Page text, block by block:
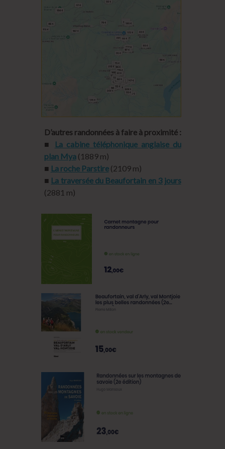
D’autres randonnées à faire à proximité :
■
La cabine téléphonique anglaise du
plan Mya(1889 m)
■ La roche Parstire(2109 m)
■ La traversée du Beaufortain en 3 jours
(2881 m)